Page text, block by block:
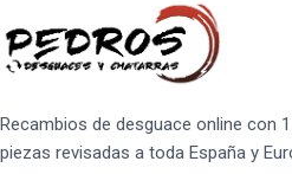
Recambios de desguace online con
piezas revisadas a toda España y